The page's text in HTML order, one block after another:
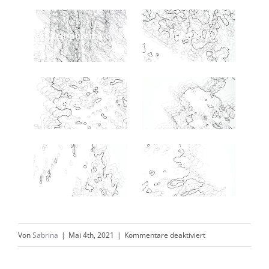
Zeitspuren A.6 Zeitspuren A.9
Zeitspuren A.13 Zeitspuren A.8
Zeitspuren A.2 Zeitspuren A.1
VonSabrina | Mai 4th, 2021 | Kommentare deaktiviertfür